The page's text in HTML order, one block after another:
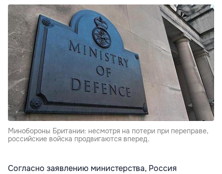
Минобороны Британии: несмотря на потери при переправе,
российские войска продвигаются вперед.
Согласно заявлению министерства, Россия